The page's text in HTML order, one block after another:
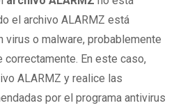
el archivo ALARMZ está
virus o malware, probablemente
correctamente. En este caso,
ALARMZ y realice las
por el programa antivirus